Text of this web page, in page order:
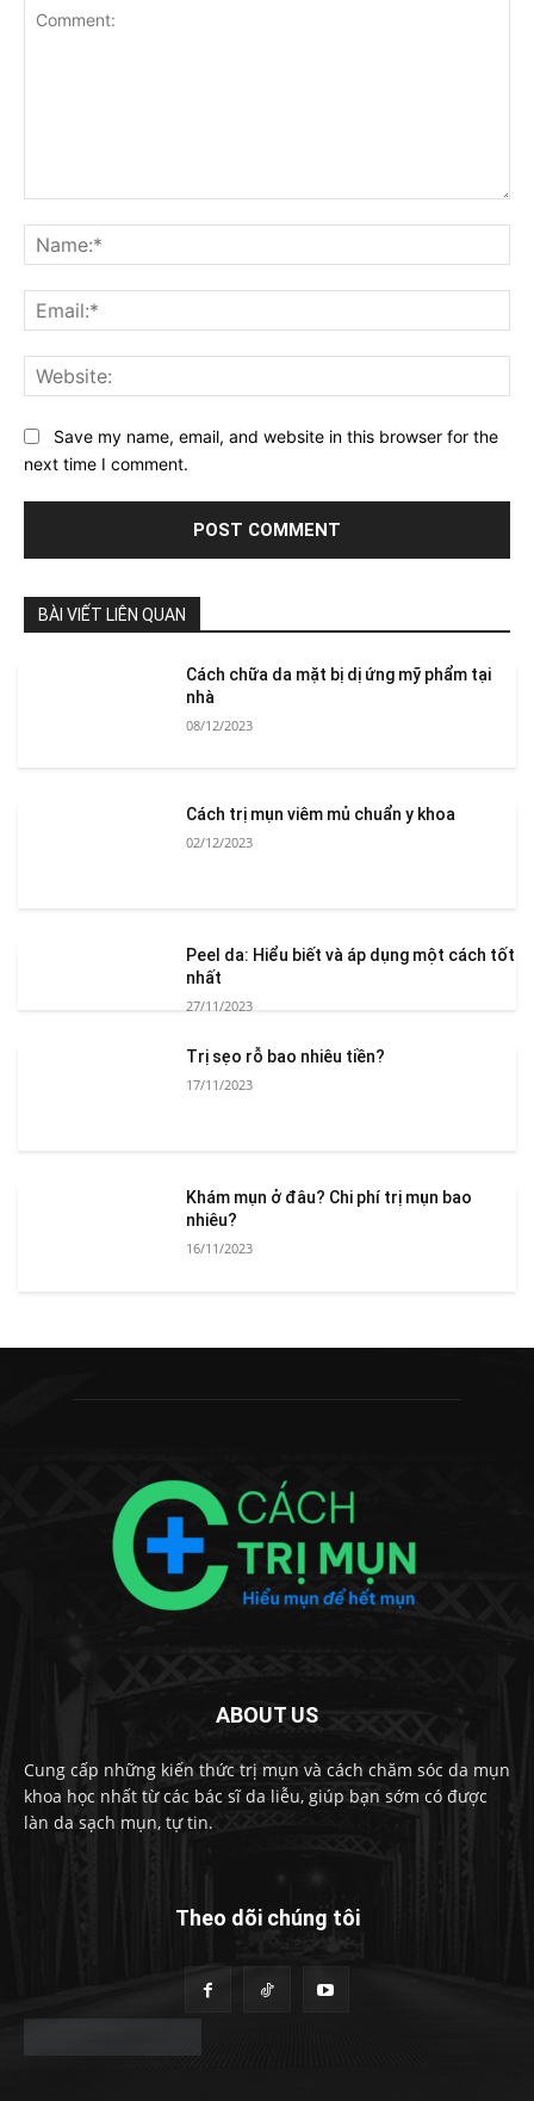
Save my name, email, and website in this browser for the
next time I comment.
BÀI VIẾT LIÊN QUAN
Cách chữa da mặt bị dị ứng mỹ phẩm tại
nhà
08/12/2023
Cách trị mụn viêm mủ chuẩn y khoa
02/12/2023
Peel da: Hiểu biết và áp dụng một cách tốt
nhất
27/11/2023
Trị sẹo rỗ bao nhiêu tiền?
17/11/2023
Khám mụn ở đâu? Chi phí trị mụn bao
nhiêu?
16/11/2023
ABOUT US
Cung cấp những kiến thức trị mụn và cách chăm sóc da mụn
khoa học nhất từ các bác sĩ da liễu, giúp bạn sớm có được
làn da sạch mụn, tự tin.
Theo dõi chúng tôi